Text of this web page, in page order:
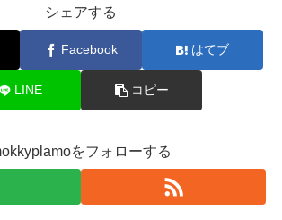
シェアする
Facebook はてブ
LINE コピー
をフォローする